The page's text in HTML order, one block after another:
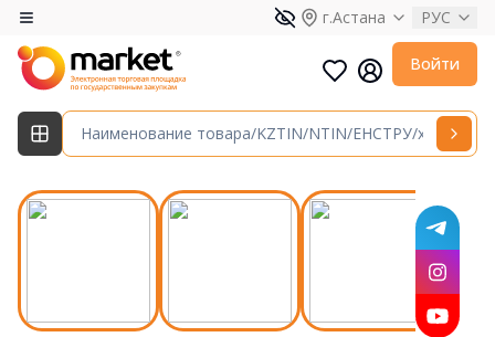
г.Астана РУС
Войти